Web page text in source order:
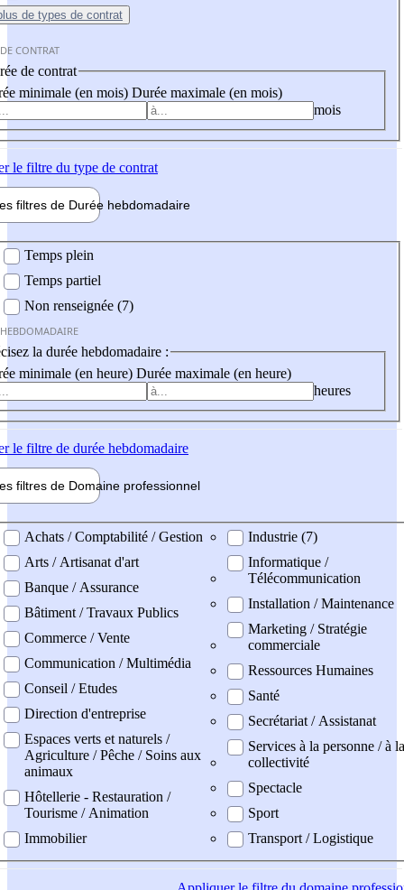
de types de contrat
CONTRAT
de contrat
minimale (en mois) Durée maximale (en mois)
mois
le filtre du type de contrat
filtres de Durée hebdomadaire
Temps plein
Temps partiel
Non renseignée (7)
la durée hebdomadaire :
minimale (en heure) Durée maximale (en heure)
heures
le filtre de durée hebdomadaire
filtres de Domaine professionnel
professionel
Achats / Comptabilité / Gestion
Arts / Artisanat d'art
Banque / Assurance
Bâtiment / Travaux Publics
Commerce / Vente
Communication / Multimédia
Conseil / Etudes
Direction d'entreprise
Espaces verts et naturels /
Agriculture / Pêche / Soins aux
animaux
Hôtellerie - Restauration /
Tourisme / Animation
Immobilier
Industrie (7)
Informatique /
Télécommunication
Installation / Maintenance
Marketing / Stratégie
commerciale
Ressources Humaines
Santé
Secrétariat / Assistanat
Services à la personne / à la
collectivité
Spectacle
Sport
Transport / Logistique